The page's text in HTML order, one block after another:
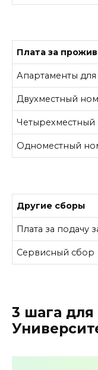
Плата за
Апартаменты
Двухместный
Одноместный
Другие сборы
Плата за подачу
Сервисный сбор
3 шага для